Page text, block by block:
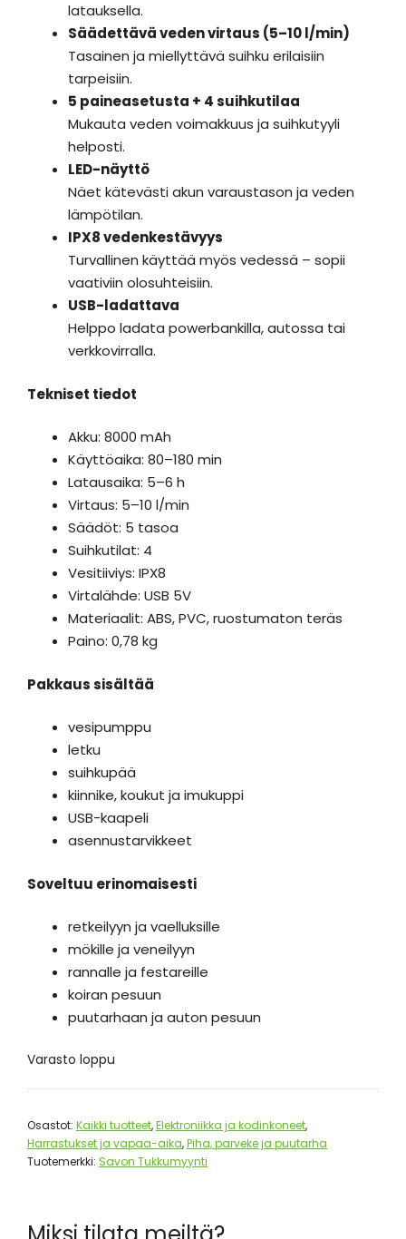
latauksella.
Säädettävä veden virtaus (5–10 l/min)
Tasainen ja miellyttävä suihku erilaisiin
tarpeisiin.
5 paineasetusta + 4 suihkutilaa
Mukauta veden voimakkuus ja suihkutyyli
helposti.
LED-näyttö
Näet kätevästi akun varaustason ja veden
lämpötilan.
IPX8 vedenkestävyys
Turvallinen käyttää myös vedessä – sopii
vaativiin olosuhteisiin.
USB-ladattava
Helppo ladata powerbankilla, autossa tai
verkkovirralla.
Tekniset tiedot
Akku: 8000 mAh
Käyttöaika: 80–180 min
Latausaika: 5–6 h
Virtaus: 5–10 l/min
Säädöt: 5 tasoa
Suihkutilat: 4
Vesitiiviys: IPX8
Virtalähde: USB 5V
Materiaalit: ABS, PVC, ruostumaton teräs
Paino: 0,78 kg
Pakkaus sisältää
vesipumppu
letku
suihkupää
kiinnike, koukut ja imukuppi
USB-kaapeli
asennustarvikkeet
Soveltuu erinomaisesti
retkeilyyn ja vaelluksille
mökille ja veneilyyn
rannalle ja festareille
koiran pesuun
puutarhaan ja auton pesuun
Varasto loppu
Osastot: Kaikki tuotteet,Elektroniikka ja kodinkoneet,
Harrastukset ja vapaa-aika,Piha, parveke ja puutarha
Tuotemerkki: Savon Tukkumyynti